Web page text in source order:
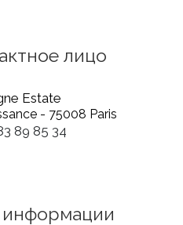
лицо
Estate
- 75008 Paris
89 85 34
информации